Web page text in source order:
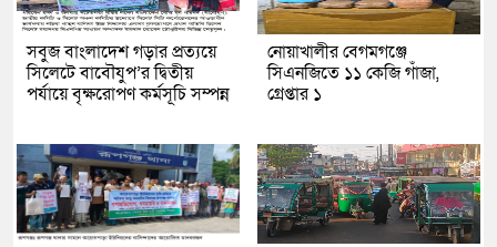
সবুজ বাংলাদেশ গড়ার প্রত্যয়ে
সিলেটে বাবৌযুপ’র দ্বিতীয়
পর্যায়ে বৃক্ষরোপণ কর্মসূচি সম্পন্ন
নোয়াখালীর বেগমগঞ্জে
সিএনজিতে ১১ কেজি গাঁজা,
গ্রেপ্তার ১